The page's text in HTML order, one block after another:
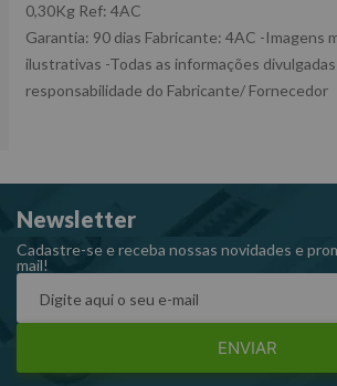
0,30Kg Ref: 4AC
Garantia: 90 dias Fabricante: 4AC -Imagens
ilustrativas -Todas as informações
responsabilidade do Fabricante/ Fornecedor
Newsletter
Cadastre-se e receba nossas novidades e
mail!
ENVIAR